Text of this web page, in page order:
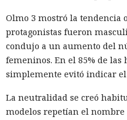
Olmo 3 mostró la tendencia
protagonistas fueron
condujo a un aumento del
femeninos. En el 85% de
simplemente evitó indicar el
La neutralidad se creó
modelos repetían el